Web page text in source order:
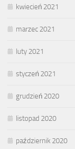
kwiecień 2021
marzec 2021
luty 2021
styczeń 2021
grudzień 2020
listopad 2020
październik 2020